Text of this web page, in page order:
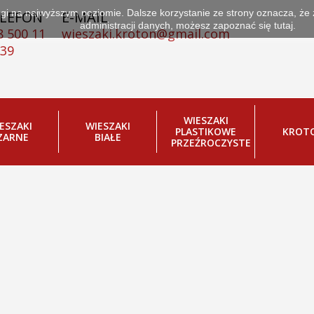
500 11
E-MAIL
wieszaki.kroton@gmail.com
WIESZAKI
BIAŁE
WIESZAKI
PLASTIKOWE
PRZEŹROCZYSTE
KUPUJĄ
na najwyższym poziomie. Dalsze korzystanie ze strony oznacza,
administracji danych, możesz zapoznać się tutaj.